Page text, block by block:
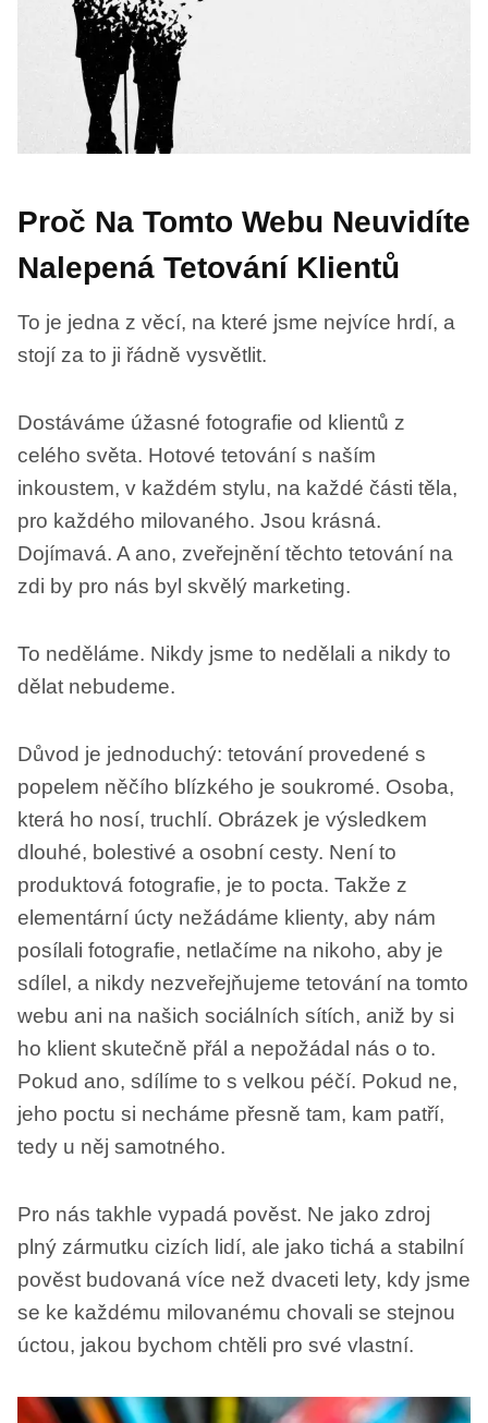
Proč Na Tomto Webu Neuvidíte
Nalepená Tetování Klientů
To je jedna z věcí, na které jsme nejvíce hrdí, a
stojí za to ji řádně vysvětlit.
Dostáváme úžasné fotografie od klientů z
celého světa. Hotové tetování s naším
inkoustem, v každém stylu, na každé části těla,
pro každého milovaného. Jsou krásná.
Dojímavá. A ano, zveřejnění těchto tetování na
zdi by pro nás byl skvělý marketing.
To neděláme. Nikdy jsme to nedělali a nikdy to
dělat nebudeme.
Důvod je jednoduchý: tetování provedené s
popelem něčího blízkého je soukromé. Osoba,
která ho nosí, truchlí. Obrázek je výsledkem
dlouhé, bolestivé a osobní cesty. Není to
produktová fotografie, je to pocta. Takže z
elementární úcty nežádáme klienty, aby nám
posílali fotografie, netlačíme na nikoho, aby je
sdílel, a nikdy nezveřejňujeme tetování na tomto
webu ani na našich sociálních sítích, aniž by si
ho klient skutečně přál a nepožádal nás o to.
Pokud ano, sdílíme to s velkou péčí. Pokud ne,
jeho poctu si necháme přesně tam, kam patří,
tedy u něj samotného.
Pro nás takhle vypadá pověst. Ne jako zdroj
plný zármutku cizích lidí, ale jako tichá a stabilní
pověst budovaná více než dvaceti lety, kdy jsme
se ke každému milovanému chovali se stejnou
úctou, jakou bychom chtěli pro své vlastní.